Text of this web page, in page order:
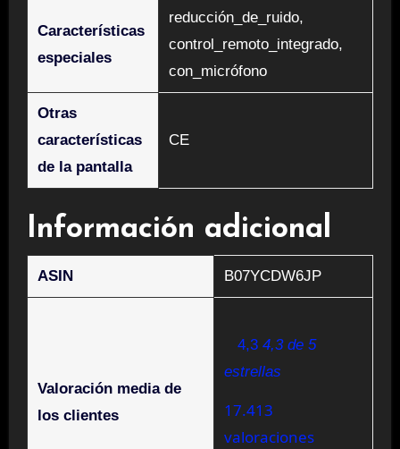
Características
especiales
‎reducción_de_ruido,
control_remoto_integrado,
con_micrófono
Otras
características
de la pantalla
‎CE
Información adicional
ASIN B07YCDW6JP
Valoración media de
los clientes
4,3 4,3 de 5
estrellas
17.413
valoraciones